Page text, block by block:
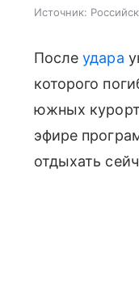
Источник:
Послеудара
которого
южных
эфире
отдыхать